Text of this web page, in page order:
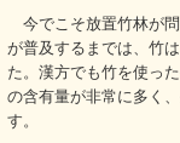
今でこそ放置竹林が
が普及するまでは、竹
た。漢方でも竹を使っ
の含有量が非常に多く
す。